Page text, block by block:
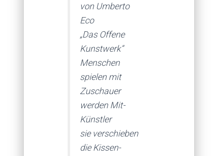
von Umberto
Eco
„Das Offene
Kunstwerk“
Menschen
spielen mit
Zuschauer
werden Mit-
Künstler
sie verschieben
die Kissen-